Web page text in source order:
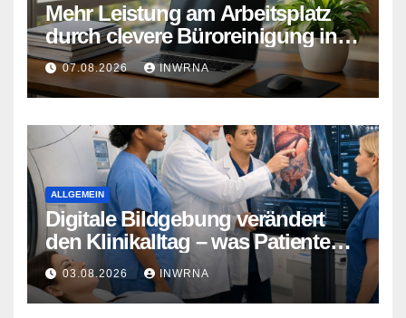
Mehr Leistung am Arbeitsplatz
durch clevere Büroreinigung in
Essen
07.08.2026 INWRNA
ALLGEMEIN
Digitale Bildgebung verändert
den Klinikalltag – was Patienten
jetzt wissen sollten
03.08.2026 INWRNA